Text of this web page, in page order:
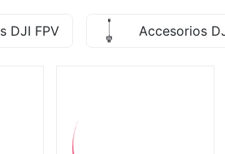
DJI FPV Accesorios